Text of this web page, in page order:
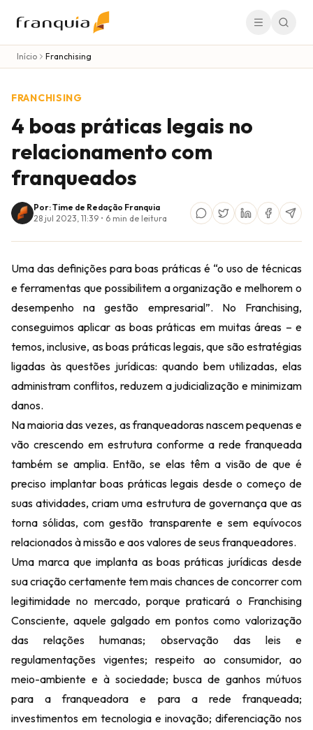
Início Franchising
FRANCHISING
4 boas práticas legais no
relacionamento com
franqueados
Por: Time de Redação Franquia
28 jul 2023, 11:39 • 6 min de leitura
Uma das definições para boas práticas é “o uso de técnicas
e ferramentas que possibilitem a organização e melhorem o
desempenho na gestão empresarial”. No Franchising,
conseguimos aplicar as boas práticas em muitas áreas – e
temos, inclusive, as boas práticas legais, que são estratégias
ligadas às questões jurídicas: quando bem utilizadas, elas
administram conflitos, reduzem a judicialização e minimizam
danos.
Na maioria das vezes, as franqueadoras nascem pequenas e
vão crescendo em estrutura conforme a rede franqueada
também se amplia. Então, se elas têm a visão de que é
preciso implantar boas práticas legais desde o começo de
suas atividades, criam uma estrutura de governança que as
torna sólidas, com gestão transparente e sem equívocos
relacionados à missão e aos valores de seus franqueadores.
Uma marca que implanta as boas práticas jurídicas desde
sua criação certamente tem mais chances de concorrer com
legitimidade no mercado, porque praticará o Franchising
Consciente, aquele galgado em pontos como valorização
das relações humanas; observação das leis e
regulamentações vigentes; respeito ao consumidor, ao
meio-ambiente e à sociedade; busca de ganhos mútuos
para a franqueadora e para a rede franqueada;
investimentos em tecnologia e inovação; diferenciação nos